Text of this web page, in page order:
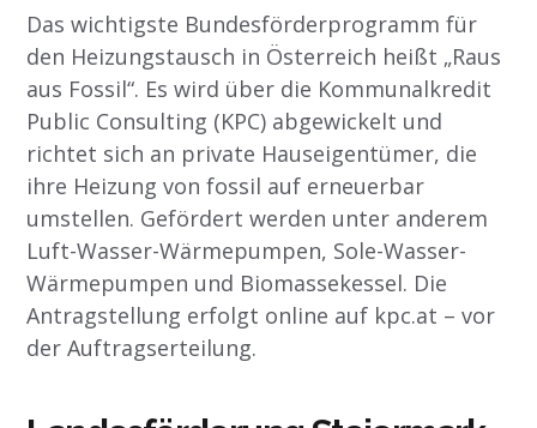
Das wichtigste Bundesförderprogramm für
den Heizungstausch in Österreich heißt „Raus
aus Fossil“. Es wird über die Kommunalkredit
Public Consulting (KPC) abgewickelt und
richtet sich an private Hauseigentümer, die
ihre Heizung von fossil auf erneuerbar
umstellen. Gefördert werden unter anderem
Luft-Wasser-Wärmepumpen, Sole-Wasser-
Wärmepumpen und Biomassekessel. Die
Antragstellung erfolgt online auf kpc.at – vor
der Auftragserteilung.